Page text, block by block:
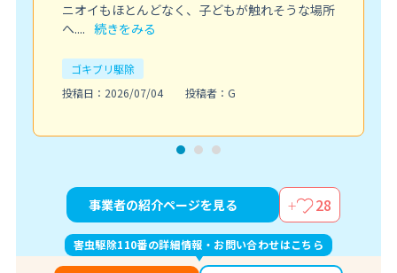
ニオイもほとんどなく、子どもが触れそうな場所
へ.... 続きをみる
ゴキブリ駆除
投稿日：2026/07/04
投稿者：G
事業者の紹介ページを見る 28
害虫駆除110番の詳細情報・お問い合わせはこちら